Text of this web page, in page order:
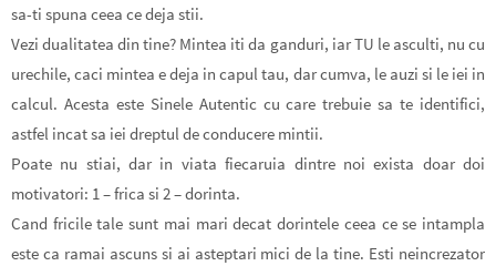
sa-ti spuna ceea ce deja stii.
Vezi dualitatea din tine? Mintea iti da ganduri, iar TU le asculti, nu cu
urechile, caci mintea e deja in capul tau, dar cumva, le auzi si le iei in
calcul. Acesta este Sinele Autentic cu care trebuie sa te identifici,
astfel incat sa iei dreptul de conducere mintii.
Poate nu stiai, dar in viata fiecaruia dintre noi exista doar doi
motivatori: 1 – frica si 2 – dorinta.
Cand fricile tale sunt mai mari decat dorintele ceea ce se intampla
este ca ramai ascuns si ai asteptari mici de la tine. Esti neincrezator